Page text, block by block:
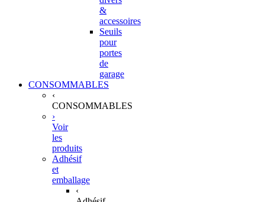
&
accessoires
Seuils
pour
portes
de
garage
CONSOMMABLES
‹
CONSOMMABLES
›
Voir
les
produits
Adhésif
et
emballage
‹